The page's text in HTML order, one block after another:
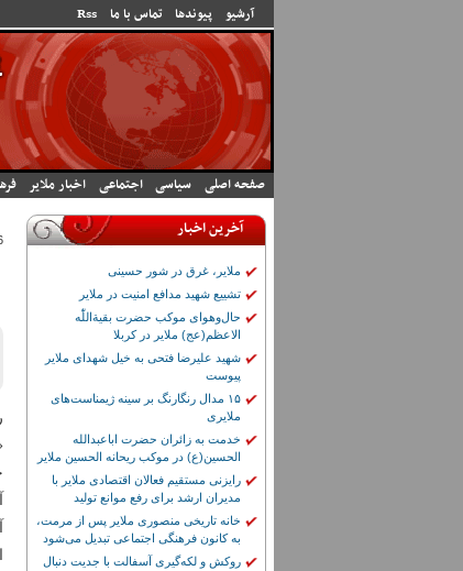
آرشیو پیوندها تماس با ما Rss
صفحه اصلی سیاسی اجتماعی اخبار ملایر
16. آخرین اخبار
ملایر، غرق در شور حسینی
تشییع شهید مدافع امنیت در ملایر
حال‌وهوای موکب حضرت بقیة‌اللّٰه
الاعظم(عج) ملایر در کربلا
شهید علیرضا فتحی به خیل شهدای ملایر
پیوست
۱۵ مدال رنگارنگ بر سینه ژیمناست‌های
ملایری
خدمت به زائران حضرت اباعبدالله
الحسین(ع) در موکب ریحانه الحسین ملایر
رایزنی مستقیم فعالان اقتصادی ملایر با
مدیران ارشد برای رفع موانع تولید
خانه تاریخی منصوری ملایر پس از مرمت،
به کانون فرهنگی اجتماعی تبدیل می‌شود
روکش و لکه‌گیری آسفالت با جدیت دنبال